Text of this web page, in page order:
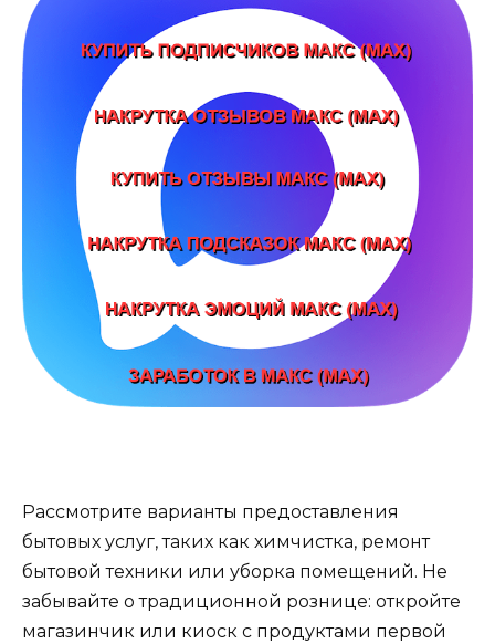
Рассмотрите варианты предоставления
бытовых услуг, таких как химчистка, ремонт
бытовой техники или уборка помещений. Не
забывайте о традиционной рознице: откройте
магазинчик или киоск с продуктами первой